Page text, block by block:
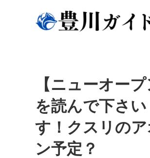
【ニューオー
を読んで下さ
す！クスリの
ン予定？